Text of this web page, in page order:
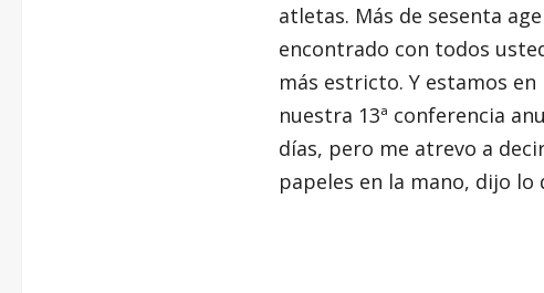
atletas. Más de sesenta
encontrado con todos
más estricto. Y estamos
nuestra 13ª conferencia
días, pero me atrevo a
papeles en la mano, dijo